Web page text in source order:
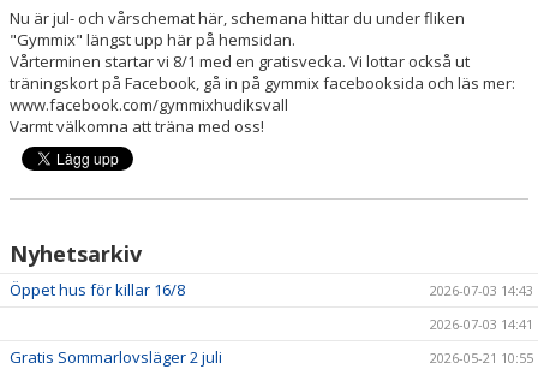
LF GÄVLEBORG - RÖRELSE FÖR ALLA
HYRA/BOKNING
KLÄDBESTÄLLNING
LEDARE
GDPR
VÅR HISTORIA
PRESS
Nu är jul- och vårschemat här, schemana hittar du under fliken
"Gymmix" längst upp här på hemsidan.
Vårterminen startar vi 8/1 med en gratisvecka. Vi lottar också ut
träningskort på Facebook, gå in på gymmix facebooksida och läs mer:
www.facebook.com/gymmixhudiksvall
Varmt välkomna att träna med oss!
Nyhetsarkiv
Öppet hus för killar 16/8
2026-07-03 14:43
2026-07-03 14:41
Gratis Sommarlovsläger 2 juli 2026-05-21 10:55